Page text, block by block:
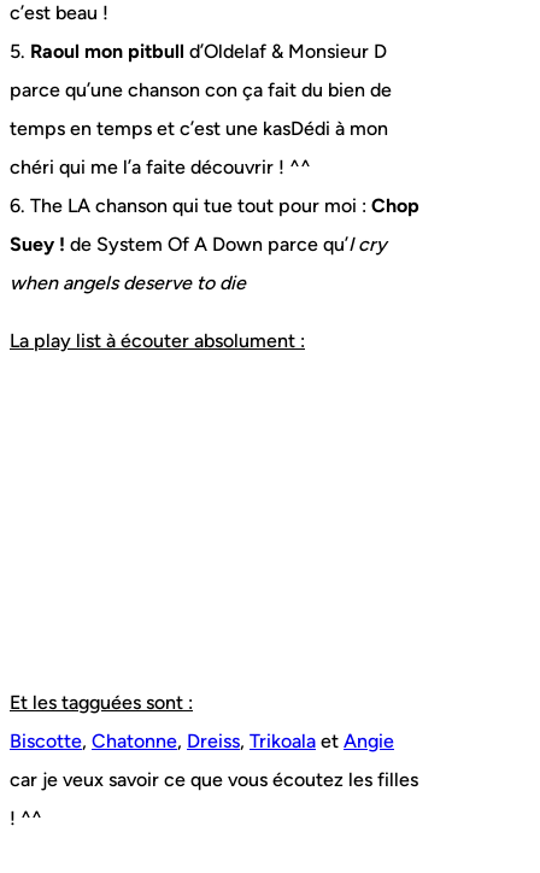
c’est beau !
5. Raoul mon pitbull d’Oldelaf & Monsieur D
parce qu’une chanson con ça fait du bien de
temps en temps et c’est une kasDédi à mon
chéri qui me l’a faite découvrir ! ^^
6. The LA chanson qui tue tout pour moi : Chop
Suey ! de System Of A Down parce qu’I cry
when angels deserve to die
La play list à écouter absolument :
Et les tagguées sont :
Biscotte, Chatonne, Dreiss, Trikoala et Angie
car je veux savoir ce que vous écoutez les filles
! ^^